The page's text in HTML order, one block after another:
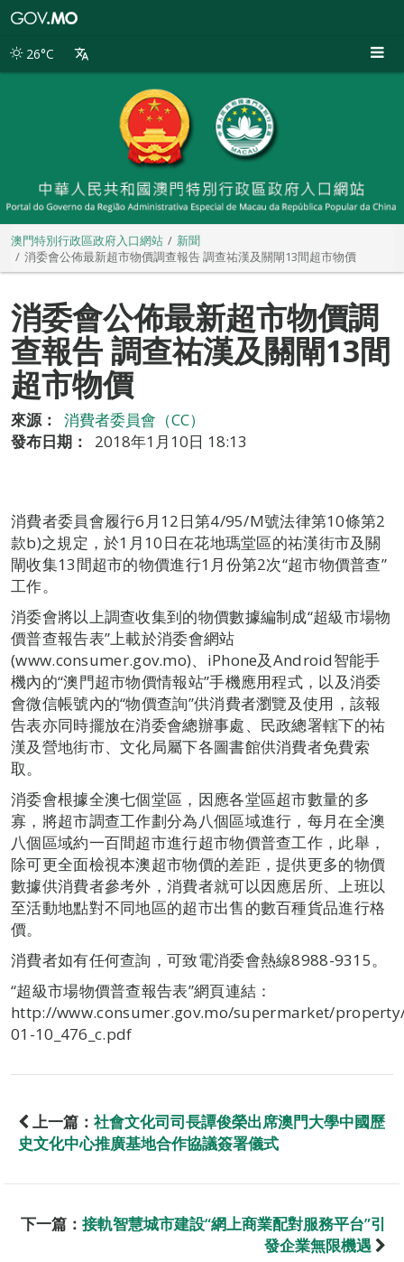
別
26°C
澳門特別行政區政府入口網站
新聞
消委會公佈最新超市物價調查報告 調查祐漢及關閘13間超市物價
消委會公佈最新超市物價調
查報告 調查祐漢及關閘13間
超市物價
來源：
消費者委員會（CC）
發布日期：
2018年1月10日 18:13
消費者委員會履行6月12日第4/95/M號法律第10條第2
款b)之規定，於1月10日在花地瑪堂區的祐漢街市及關
閘收集13間超市的物價進行1月份第2次“超市物價普查”
工作。
消委會將以上調查收集到的物價數據編制成“超級市場物
價普查報告表”上載於消委會網站
(www.consumer.gov.mo)、iPhone及Android智能手
機內的“澳門超市物價情報站”手機應用程式，以及消委
會微信帳號內的“物價查詢”供消費者瀏覽及使用，該報
告表亦同時擺放在消委會總辦事處、民政總署轄下的祐
漢及營地街市、文化局屬下各圖書館供消費者免費索
取。
消委會根據全澳七個堂區，因應各堂區超市數量的多
寡，將超市調查工作劃分為八個區域進行，每月在全澳
八個區域約一百間超市進行超市物價普查工作，此舉，
除可更全面檢視本澳超市物價的差距，提供更多的物價
數據供消費者參考外，消費者就可以因應居所、上班以
至活動地點對不同地區的超市出售的數百種貨品進行格
價。
消費者如有任何查詢，可致電消委會熱線8988-9315。
“超級市場物價普查報告表”網頁連結：
http://www.consumer.gov.mo/supermarket/
01-10_476_c.pdf
上一篇： 社會文化司司長譚俊榮出席澳門大學中國歷
史文化中心推廣基地合作協議簽署儀式
下一篇： 接軌智慧城市建設“網上商業配對服務平台”引
發企業無限機遇